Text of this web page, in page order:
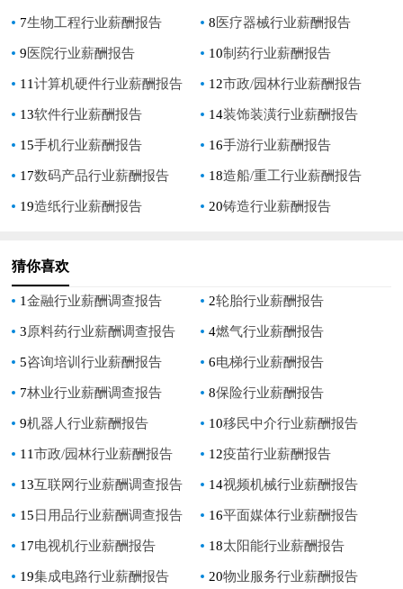
7生物工程行业薪酬报告 8 医疗器械行业薪酬报告
9 医院行业薪酬报告 10制药行业薪酬报告
11计算机硬件行业薪酬报告 12市政/园林行业薪酬报告
13软件行业薪酬报告 14装饰装潢行业薪酬报告
15手机行业薪酬报告 16手游行业薪酬报告
17数码产品行业薪酬报告 18造船/重工行业薪酬报告
19造纸行业薪酬报告 20铸造行业薪酬报告
猜你喜欢
1金融行业薪酬调查报告 2轮胎行业薪酬报告
3原料药行业薪酬调查报告 4燃气行业薪酬报告
5咨询培训行业薪酬报告 6电梯行业薪酬报告
7林业行业薪酬调查报告 8保险行业薪酬报告
9机器人行业薪酬报告 10移民中介行业薪酬报告
11市政/园林行业薪酬报告 12疫苗行业薪酬报告
13互联网行业薪酬调查报告 14视频机械行业薪酬报告
15 日用品行业薪酬调查报告 16平面媒体行业薪酬报告
17电视机行业薪酬报告 18太阳能行业薪酬报告
19集成电路行业薪酬报告 20物业服务行业薪酬报告